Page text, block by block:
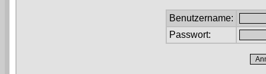
Benutzername:
Passwort: